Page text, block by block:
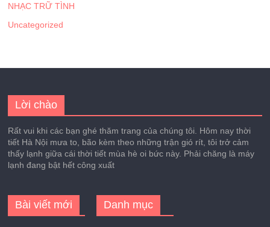
NHẠC TRỮ TÌNH
Uncategorized
Lời chào
Rất vui khi các bạn ghé thăm trang của chúng tôi. Hôm nay thời
tiết Hà Nội mưa to, bão kèm theo những trận gió rít, tôi trở cảm
thấy lạnh giữa cái thời tiết mùa hè oi bức này. Phải chăng là máy
lạnh đang bật hết công xuất
Bài viết mới Danh mục